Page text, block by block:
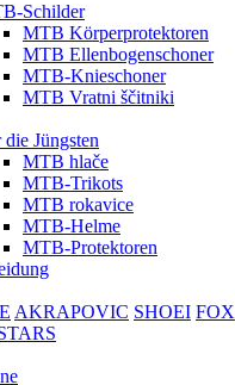
Schilder
MTB Körperprotektoren
MTB Ellenbogenschoner
MTB-Knieschoner
MTB Vratni ščitniki
die Jüngsten
MTB hlače
MTB-Trikots
MTB rokavice
MTB-Helme
MTB-Protektoren
AKRAPOVIC SHOEI FOX